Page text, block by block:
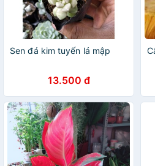
Sen đá kim tuyến lá mập
13.500 đ